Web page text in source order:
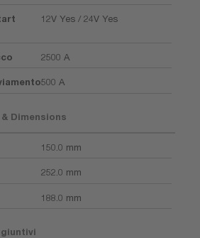
12V Yes / 24V Yes
2500 A
500 A
Dimensions
150.0 mm
252.0 mm
188.0 mm